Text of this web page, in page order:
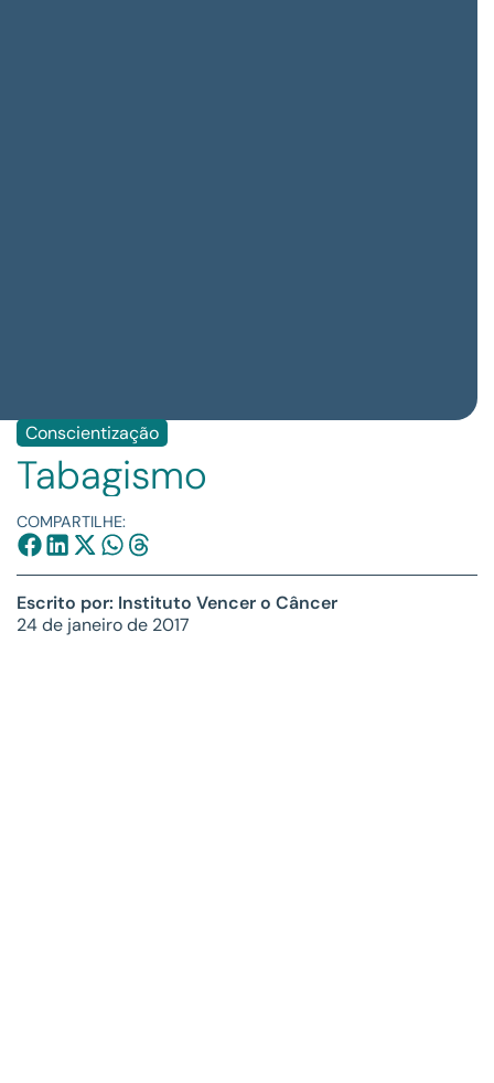
Conscientização
Tabagismo
COMPARTILHE:
Escrito por: Instituto Vencer o Câncer
24 de janeiro de 2017